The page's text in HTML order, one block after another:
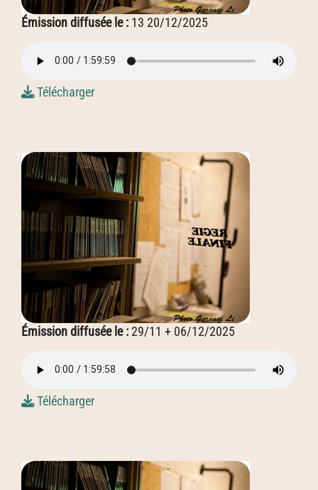
Émission diffusée le : 13 20/12/2025
Télécharger
Émission diffusée le :29/11 + 06/12/2025
Télécharger